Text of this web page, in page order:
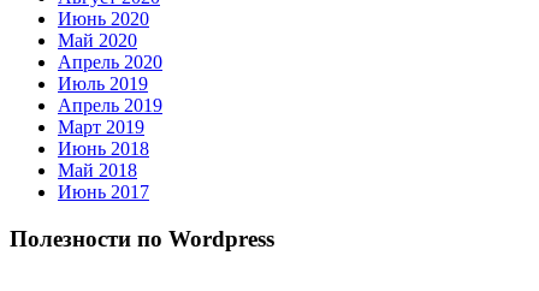
Июнь 2020
Май 2020
Апрель 2020
Июль 2019
Апрель 2019
Март 2019
Июнь 2018
Май 2018
Июнь 2017
Полезности по Wordpress